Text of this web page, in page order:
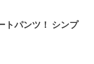
トパンツ！ シンプ